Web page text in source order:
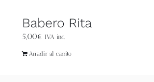
Babero Rita
5,00€ IVA inc.
Añadir al carrito